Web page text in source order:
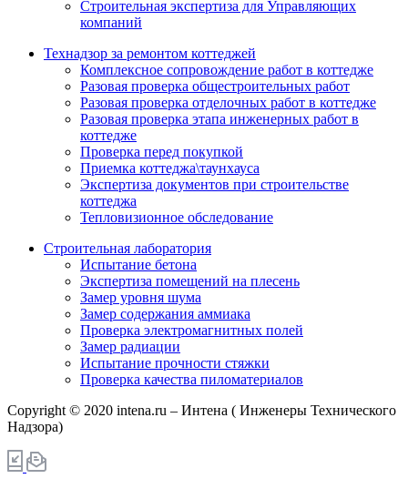
Строительная экспертиза для Управляющих
компаний
Технадзор за ремонтом коттеджей
Комплексное сопровождение работ в коттедже
Разовая проверка общестроительных работ
Разовая проверка отделочных работ в коттедже
Разовая проверка этапа инженерных работ в
коттедже
Проверка перед покупкой
Приемка коттеджа\таунхауса
Экспертиза документов при строительстве
коттеджа
Тепловизионное обследование
Строительная лаборатория
Испытание бетона
Экспертиза помещений на плесень
Замер уровня шума
Замер содержания аммиака
Проверка электромагнитных полей
Замер радиации
Испытание прочности стяжки
Проверка качества пиломатериалов
Copyright © 2020 intena.ru – Интена ( Инженеры Технического
Надзора)